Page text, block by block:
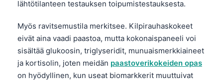
lähtötilanteen testauksen toipumistestauksesta.
Myös ravitsemustila merkitsee. Kilpirauhaskokeet
eivät aina vaadi paastoa, mutta kokonaispaneeli voi
sisältää glukoosin, triglyseridit, munuaismerkkiaineet
ja kortisolin, joten meidän paastoverikokeiden opas
on hyödyllinen, kun useat biomarkkerit muuttuivat